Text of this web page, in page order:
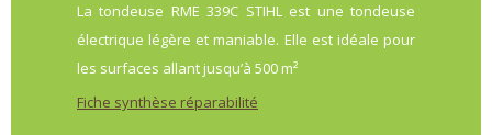
La tondeuse RME 339C STIHL est une tondeuse
électrique légère et maniable. Elle est idéale pour
les surfaces allant jusqu’à 500 m²
Fiche synthèse réparabilité